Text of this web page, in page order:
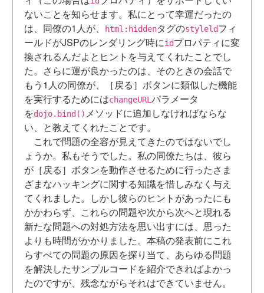
ないことを知らせます。私にとって幸運だったの
は、同僚の1人が、
html:hiddenタグのstyleldフィ
ールドがJSPのレンダリング時にidプロパティに変
換されるんだよとヒントを与えてくれたことでし
た。さらに運が良かったのは、そのときの会話で
もう1人の同僚が、［戻る］ボタンに類似した機能
を実行するためにはchangeURL パラメータ
をdojo.bind() メソッドに追加しなければならな
い、と教えてくれたことです。
これで問題の全容が見えてきたのではないでし
ょうか。私もそうでした。私の同僚たちは、彼ら
が［戻る］ボタンを動作させるために行ったさま
ざまなハッキングに関する知識を惜しみなく与え
てくれました。しかし彼らのヒントがあったにも
かかわらず、これらの問題や次から次へと現れる
新たな問題への対処方法を思い出すには、思った
よりも時間がかかりました。本稿の発表前にこれ
らすべての問題の原因を探り当て、あらゆる問題
を解決したサンプルコードを紹介できればよかっ
たのですが、残念ながらそれはできていません。